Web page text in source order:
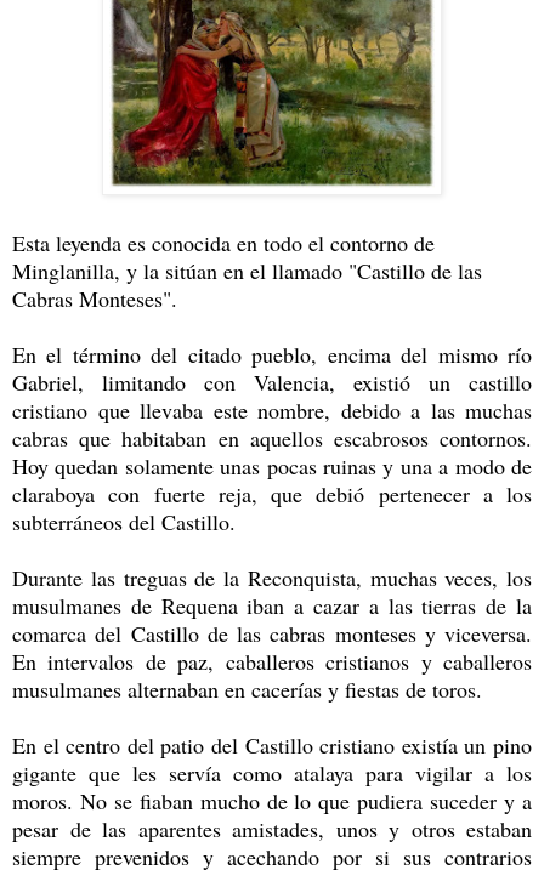
Esta leyenda es conocida en todo el contorno de
Minglanilla, y la sitúan en el llamado "Castillo de las
Cabras Monteses".
En el término del citado pueblo, encima del mismo río
Gabriel, limitando con Valencia, existió un castillo
cristiano que llevaba este nombre, debido a las muchas
cabras que habitaban en aquellos escabrosos contornos.
Hoy quedan solamente unas pocas ruinas y una a modo de
claraboya con fuerte reja, que debió pertenecer a los
subterráneos del Castillo.
Durante las treguas de la Reconquista, muchas veces, los
musulmanes de Requena iban a cazar a las tierras de la
comarca del Castillo de las cabras monteses y viceversa.
En intervalos de paz, caballeros cristianos y caballeros
musulmanes alternaban en cacerías y fiestas de toros.
En el centro del patio del Castillo cristiano existía un pino
gigante que les servía como atalaya para vigilar a los
moros. No se fiaban mucho de lo que pudiera suceder y a
pesar de las aparentes amistades, unos y otros estaban
siempre prevenidos y acechando por si sus contrarios